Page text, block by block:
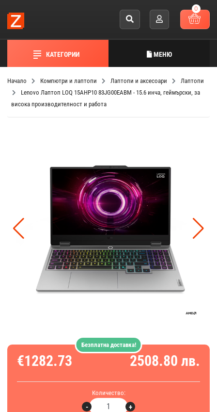
0
КАТЕГОРИИ МЕНЮ
Начало Компютри и лаптопи Лаптопи и аксесоари
Лаптопи
Lenovo Лаптоп LOQ 15AHP10 83JG00EABM - 15.6 инча, геймърски, за
висока производителност и работа
€1282.73 2508.80 лв.
Количество:
+
-
Безплатна доставка!